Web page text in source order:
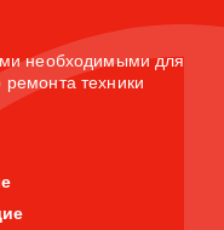
необходимыми для
техники